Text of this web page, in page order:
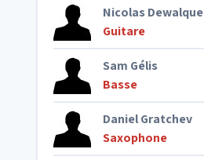
Nicolas Dewalque
Guitare
Sam Gélis
Basse
Daniel Gratchev
Saxophone